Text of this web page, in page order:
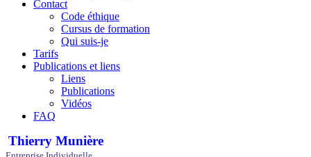
Contact
Code éthique
Cursus de formation
Qui suis-je
Tarifs
Publications et liens
Liens
Publications
Vidéos
FAQ
Thierry Munière